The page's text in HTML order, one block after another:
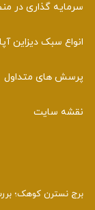
سرمایه گذاری در منطقه 22
انواع سبک دیزاین
پرسش های متداول
نقشه سایت
برج نسترن کوهک؛